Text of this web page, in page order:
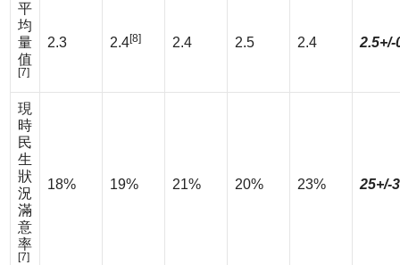
平
均
量
值
[7]
2.3 2.4[8] 2.4 2.5 2.4 2.5+/-
現
時
民
生
狀
況
滿
意
率
[7]
18% 19% 21% 20% 23% 25+/-